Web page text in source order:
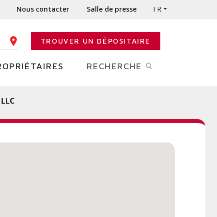
Nous contacter Salle de presse FR
CODE POSTALTROUVER UN DÉPOSITAIRE
RECHERCHE